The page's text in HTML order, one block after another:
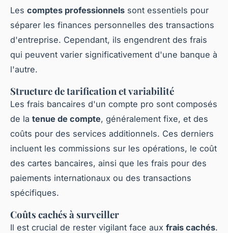
Les comptes professionnels sont essentiels pour
séparer les finances personnelles des transactions
d'entreprise. Cependant, ils engendrent des frais
qui peuvent varier significativement d'une banque à
l'autre.
Structure de tarification et variabilité
Les frais bancaires d'un compte pro sont composés
de la tenue de compte, généralement fixe, et des
coûts pour des services additionnels. Ces derniers
incluent les commissions sur les opérations, le coût
des cartes bancaires, ainsi que les frais pour des
paiements internationaux ou des transactions
spécifiques.
Coûts cachés à surveiller
Il est crucial de rester vigilant face aux frais cachés.